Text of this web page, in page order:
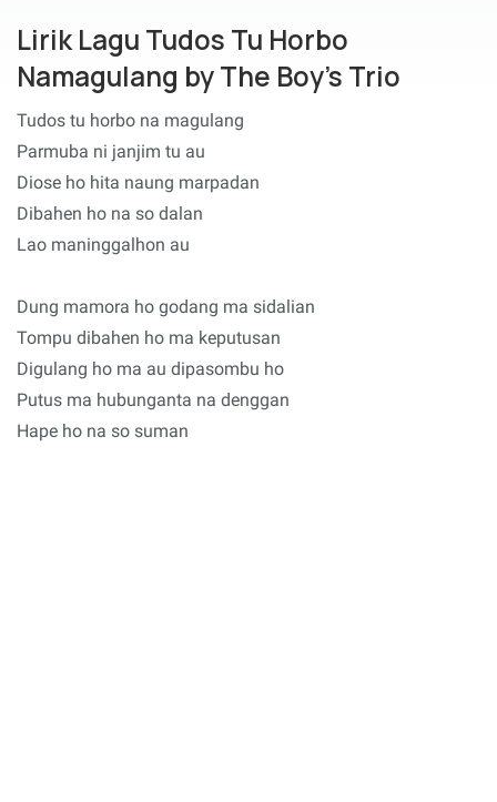
Lirik Lagu Tudos Tu Horbo
Namagulang by The Boy's Trio
Tudos tu horbo na magulang
Parmuba ni janjim tu au
Diose ho hita naung marpadan
Dibahen ho na so dalan
Lao maninggalhon au
Dung mamora ho godang ma sidalian
Tompu dibahen ho ma keputusan
Digulang ho ma au dipasombu ho
Putus ma hubunganta na denggan
Hape ho na so suman